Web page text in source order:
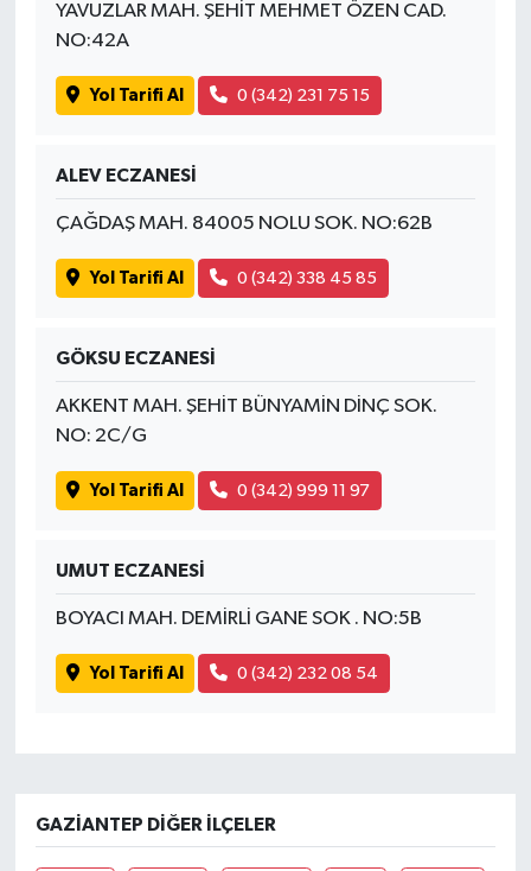
YAVUZLAR MAH. ŞEHİT MEHMET ÖZEN CAD.
NO:42A
Yol Tarifi Al 0 (342) 231 75 15
ALEV ECZANESİ
ÇAĞDAŞ MAH. 84005 NOLU SOK. NO:62B
Yol Tarifi Al 0 (342) 338 45 85
GÖKSU ECZANESİ
AKKENT MAH. ŞEHİT BÜNYAMİN DİNÇ SOK.
NO: 2C/G
Yol Tarifi Al 0 (342) 999 11 97
UMUT ECZANESİ
BOYACI MAH. DEMİRLİ GANE SOK . NO:5B
Yol Tarifi Al 0 (342) 232 08 54
GAZIANTEP DIĞER İLÇELER